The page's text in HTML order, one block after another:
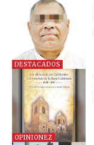
DESTACADOS
OPINIONEZ